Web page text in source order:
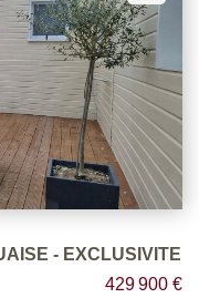
- EXCLUSIVITE
429 900 €